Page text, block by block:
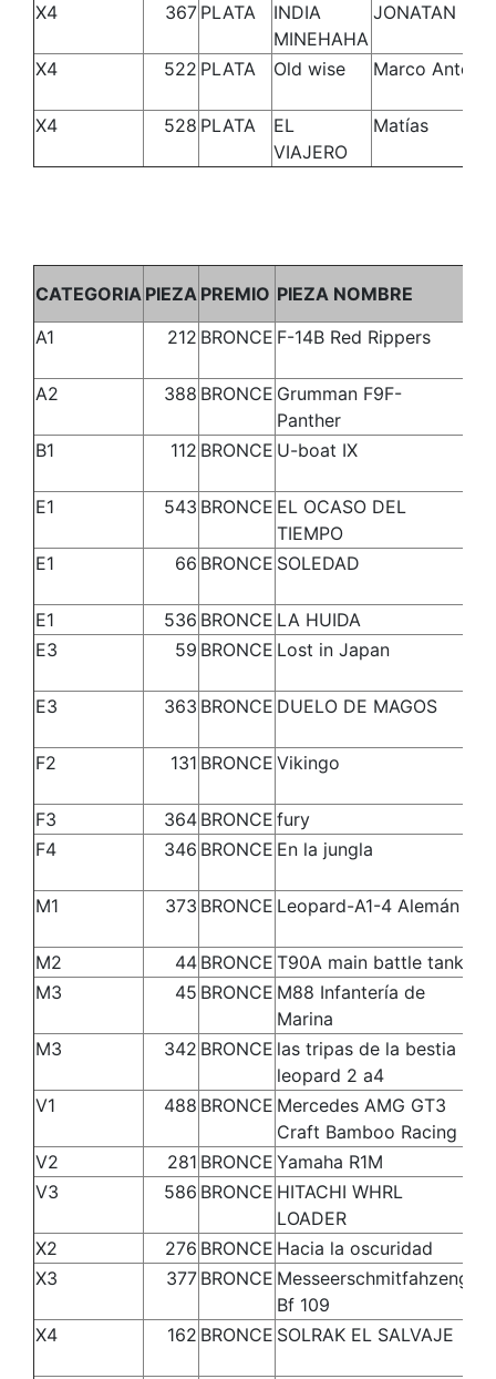
X4 367 PLATA
INDIA
MINEHAHA
JONATAN
X4 522 PLATA Old wise Marco Antonio
X4 528 PLATA
EL
VIAJERO
Matías
CATEGORIA PIEZA PREMIO PIEZA NOMBRE
A1
212 BRONCE F-14B Red Rippers
A2 388 BRONCE Grumman F9F-
Panther
B1 112 BRONCE U-boat IX
E1 543 BRONCE EL OCASO DEL
TIEMPO
E1
66 BRONCE SOLEDAD
E1 536 BRONCE LA HUIDA
E3
59 BRONCE Lost in Japan
E3 363 BRONCE DUELO DE MAGOS
F2
131 BRONCE Vikingo
F3 364 BRONCE fury
F4
346 BRONCE En la jungla
M1 373 BRONCE Leopard-A1-4 Alemán
M2 44 BRONCE T90A main battle tank
M3
45 BRONCE M88 Infantería de
Marina
M3 342 BRONCE las tripas de la bestia
leopard 2 a4
V1 488 BRONCE Mercedes AMG GT3
Craft Bamboo Racing
V2 281 BRONCE Yamaha R1M
V3
586 BRONCE HITACHI WHRL
LOADER
X2 276 BRONCE Hacia la oscuridad
X3
377 BRONCE Messeerschmitfahzeng
Bf 109
X4
162 BRONCE SOLRAK EL SALVAJE